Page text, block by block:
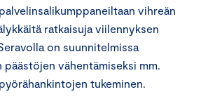
vihreän
ratkaisuja viilennyksen
on suunnitelmissa
vähentämiseksi mm.
tukeminen.